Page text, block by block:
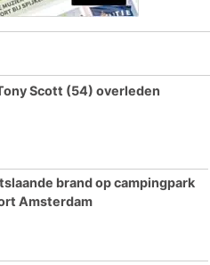
Scott (54) overleden
brand op campingpark
Amsterdam